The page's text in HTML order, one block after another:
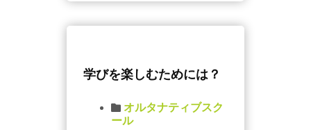
学びを楽しむためには？
オルタナティブスク
ール